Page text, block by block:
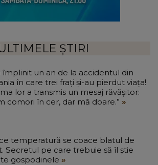
ȘTIRI
împlinit un an de la accidentul din
în care trei frați și-au pierdut viața!
lor a transmis un mesaj răvășitor:
comori în cer, dar mă doare.”
temperatură se coace blatul de
Secretul pe care trebuie să îl știe
gospodinele